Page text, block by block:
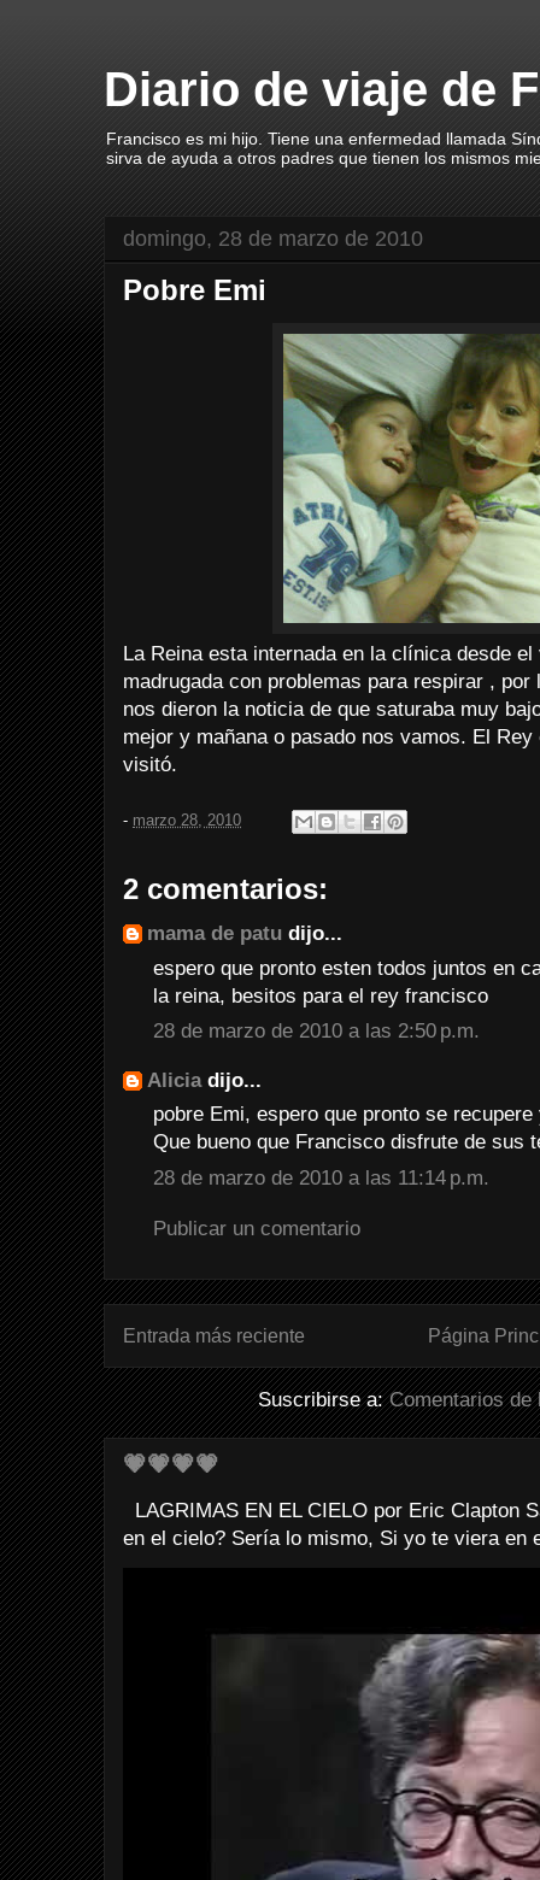
Diario de viaje de
Francisco es mi hijo. Tiene una enfermedad llamada
sirva de ayuda a otros padres que tienen los mismos
domingo, 28 de marzo de 2010
Pobre Emi
La Reina esta internada en la clínica desde
madrugada con problemas para respirar ,
nos dieron la noticia de que saturaba muy
mejor y mañana o pasado nos vamos. El
visitó.
- marzo 28, 2010
2 comentarios:
mama de patu dijo...
espero que pronto esten todos juntos en
la reina, besitos para el rey francisco
28 de marzo de 2010 a las 2:50 p.m.
Aliciadijo...
pobre Emi, espero que pronto se
Que bueno que Francisco disfrute de sus
28 de marzo de 2010 a las 11:14 p.m.
Publicar un comentario
Entrada más reciente Página
Suscribirse a:Comentarios de
💗💗💗💗
LAGRIMAS EN EL CIELO por Eric Clapton
en el cielo? Sería lo mismo, Si yo te viera en